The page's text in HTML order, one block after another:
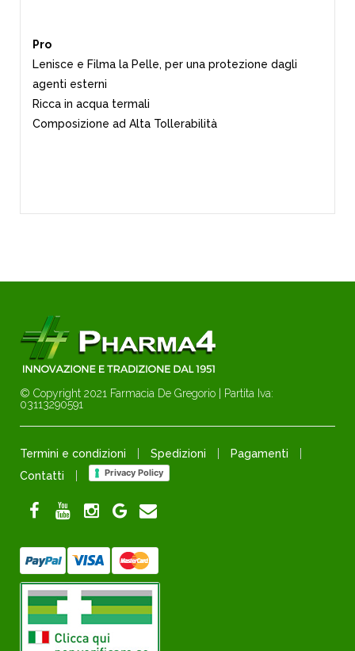
Pro
Lenisce e Filma la Pelle, per una protezione dagli
agenti esterni
Ricca in acqua termali
Composizione ad Alta Tollerabilità
© Copyright 2021 Farmacia De Gregorio | Partita Iva:
03113290591
Termini e condizioni Spedizioni
Pagamenti
Contatti
Privacy Policy